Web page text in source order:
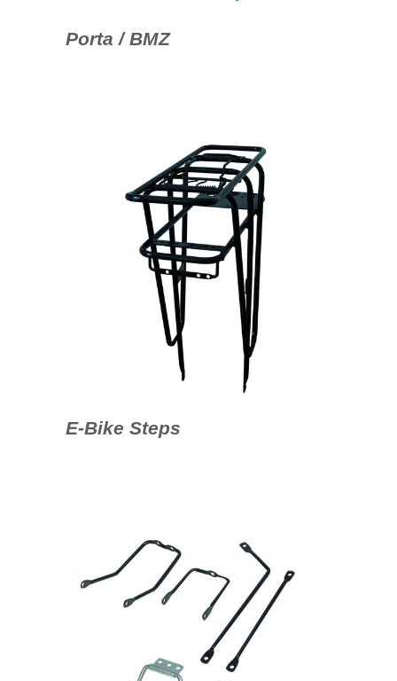
Porta / BMZ
E-Bike Steps